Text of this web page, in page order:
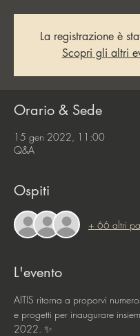
La registrazione è
Scopri gli altri
Orario & Sede
15 gen 2022, 11:00
Q&A
Ospiti
+ 66 altri
L'evento
AITIS ritorna a proporvi
e progetti per inaugurare
2022. ✨